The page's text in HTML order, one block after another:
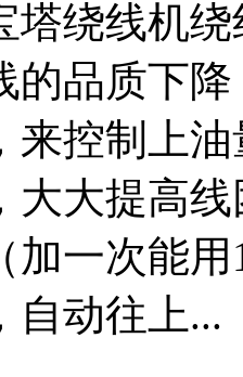
塔绕线机
的品质下
来控制上
大大提高
加一次能
自动往上...